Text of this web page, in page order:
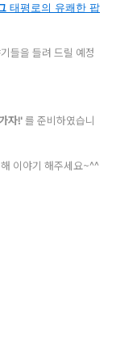
태평로의 유쾌한 팝
들을 들려 드릴 예정
자!'를 준비하였습니
이야기 해주세요~^^